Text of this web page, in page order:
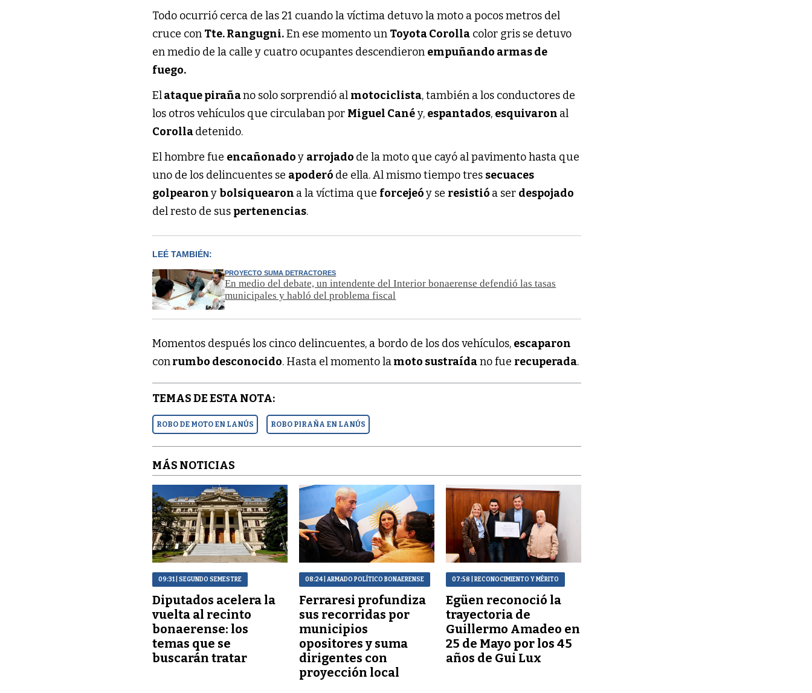
Todo ocurrió cerca de las 21 cuando la víctima detuvo la moto a pocos metros del
cruce con Tte. Rangugni.En ese momento un Toyota Corolla color gris se detuvo
en medio de la calle y cuatro ocupantes descendieron empuñando armas de
fuego.
Elataque pirañano solo sorprendió al motociclista, también a los conductores de
los otros vehículos que circulaban por Miguel Canéy, espantados, esquivaron al
Corolladetenido.
El hombre fue encañonadoy arrojado de la moto que cayó al pavimento hasta que
uno de los delincuentes se apoderó de ella. Al mismo tiempo tres secuaces
golpearonybolsiquearon a la víctima que forcejeóy se resistió a ser despojado
del resto de sus pertenencias.
LEÉ TAMBIÉN:
PROYECTO SUMA DETRACTORES
En medio del debate, un intendente del Interior bonaerense defendió las tasas
municipales y habló del problema fiscal
Momentos después los cinco delincuentes, a bordo de los dos vehículos, escaparon
conrumbo desconocido. Hasta el momento lamoto sustraídano fue recuperada.
TEMAS DE ESTA NOTA:
ROBO DE MOTO EN LANÚS ROBO PIRAÑA EN LANÚS
MÁS NOTICIAS
09:31| SEGUNDO SEMESTRE
Diputados acelera la
vuelta al recinto
bonaerense: los
temas que se
buscarán tratar
08:24| ARMADO POLÍTICO BONAERENSE
Ferraresi profundiza
sus recorridas por
municipios
opositores y suma
dirigentes con
proyección local
07:58 | RECONOCIMIENTO Y MÉRITO
Egüen reconoció la
trayectoria de
Guillermo Amadeo en
25 de Mayo por los 45
años de Gui Lux